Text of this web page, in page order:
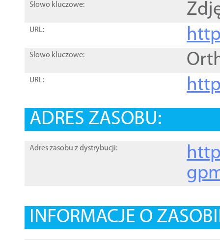
Słowo kluczowe:
URL:
Słowo kluczowe:
URL:
ADRES ZASOBU:
Adres zasobu z dystrybucji:
INFORMACJE O